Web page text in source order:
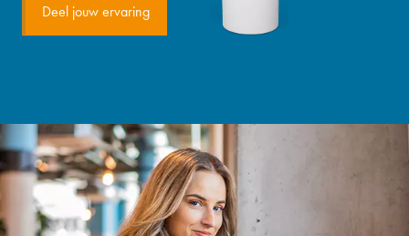
Deel jouw ervaring